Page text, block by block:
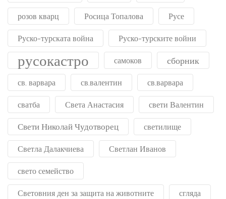
розов кварц Росица Топалова Русе
Руско-турската война Руско-турските войни
русокастро самоков сборник
св. варвара св.валентин св.варвара
сватба Света Анастасия свети Валентин
Свети Николай Чудотворец светилище
Светла Далакчиева Светлан Иванов
свето семейство
Световния ден за защита на животните сгляда